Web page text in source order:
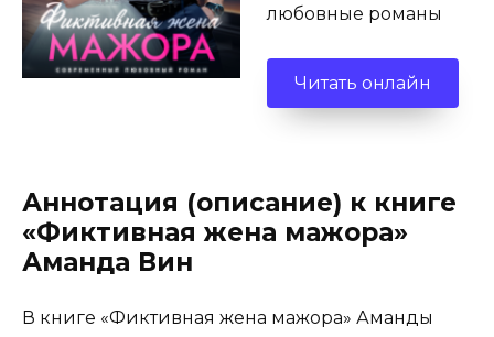
любовные романы
Читать онлайн
Аннотация (описание) к книге
«Фиктивная жена мажора»
Аманда Вин
В книге «Фиктивная жена мажора» Аманды